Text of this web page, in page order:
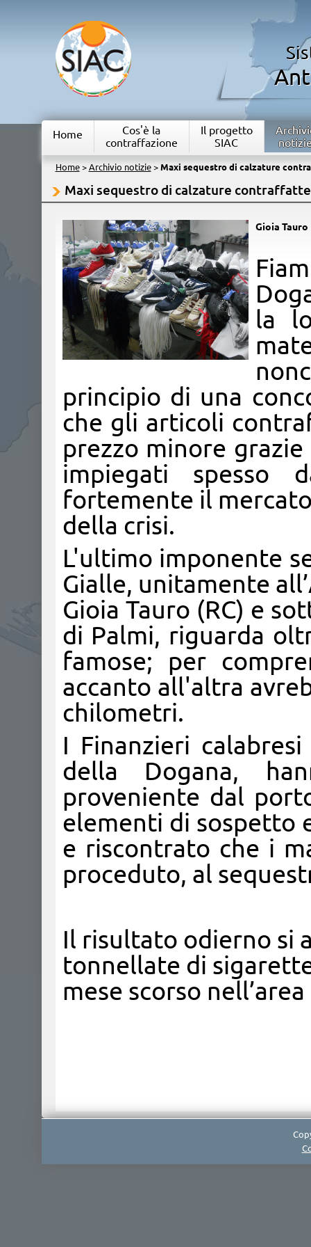
Home
Cos'è la
contraffazione
Il progetto
SIAC
Home> Archivio notizie> Maxi sequestro di calzature
Maxi sequestro di calzature contraffatte
Gioia Tauro
la
principio di una
che gli articoli
prezzo minore
impiegati spesso
fortemente il
della crisi.
L'ultimo imponente
Gialle, unitamente
Gioia Tauro (RC) e
di Palmi, riguarda
famose; per
accanto all'altra
chilometri.
I Finanzieri
della Dogana,
proveniente dal
elementi di sospetto
e riscontrato che i
proceduto, al
Il risultato odierno si
tonnellate di
mese scorso